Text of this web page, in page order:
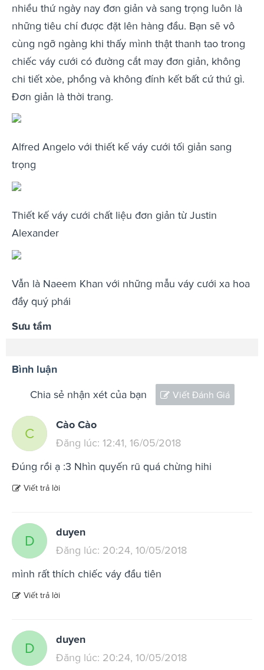
nhiều thứ ngày nay đơn giản và sang trọng luôn là
những tiêu chí được đặt lên hàng đầu. Bạn sẽ vô
cùng ngỡ ngàng khi thấy mình thật thanh tao trong
chiếc váy cưới có đường cắt may đơn giản, không
chi tiết xòe, phồng và không đính kết bất cứ thứ gì.
Đơn giản là thời trang.
Alfred Angelo với thiết kế váy cưới tối giản sang
trọng
Thiết kế váy cưới chất liệu đơn giản từ Justin
Alexander
Vẫn là Naeem Khan với những mẫu váy cưới xa hoa
đầy quý phái
Sưu tầm
Bình luận
Chia sẻ nhận xét của bạn Viết Đánh Giá
C
Cào Cào
Đăng lúc: 12:41, 16/05/2018
Đúng rồi ạ :3 Nhìn quyến rũ quá chừng hihi
Viết trả lời
D
duyen
Đăng lúc: 20:24, 10/05/2018
mình rất thích chiếc váy đầu tiên
Viết trả lời
D
duyen
Đăng lúc: 20:24, 10/05/2018